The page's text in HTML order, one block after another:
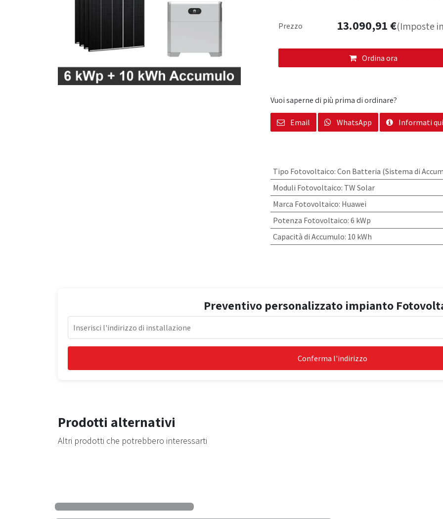
Ordina ora
Prezzo 13.090,91€(Imposte
Vuoi saperne di più prima di ordinare?
Email WhatsApp Informati qui
Tipo Fotovoltaico: Con Batteria (Sistema di
Moduli Fotovoltaico: TW Solar
Marca Fotovoltaico: Huawei
Potenza Fotovoltaico: 6 kWp
Capacità di Accumulo: 10 kWh
Preventivo personalizzato impianto
Conferma l'indirizzo
Prodotti alternativi
Altri prodotti che potrebbero interessarti